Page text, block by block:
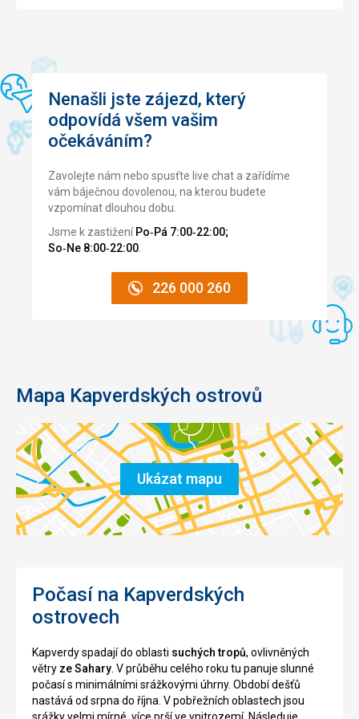
Nenašli jste zájezd, který
odpovídá všem vašim
očekáváním?
Zavolejte nám nebo spusťte live chat a zařídíme
vám báječnou dovolenou, na kterou budete
vzpomínat dlouhou dobu.
Jsme k zastiženíPo‑Pá 7:00‑22:00;
So‑Ne 8:00‑22:00
226 000 260
Mapa Kapverdských ostrovů
Ukázat mapu
Počasí na Kapverdských
ostrovech
Kapverdy spadají do oblasti suchých tropů, ovlivněných
větry ze Sahary . V průběhu celého roku tu panuje slunné
počasí s minimálními srážkovými úhrny. Období dešťů
nastává od srpna do října. V pobřežních oblastech jsou
srážky velmi mírné, více prší ve vnitrozemí. Následuje